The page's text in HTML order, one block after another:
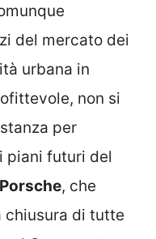
del mercato dei
urbana in
non si
per
piani futuri del
Porsche, che
chiusura di tutte